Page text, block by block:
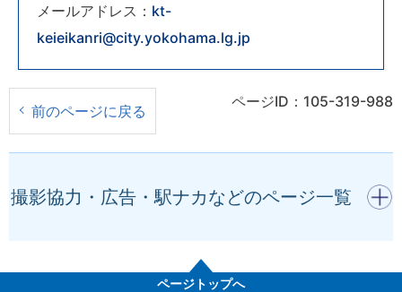
メールアドレス： kt-
keieikanri@city.yokohama.lg.jp
前のページに戻る
ページID：105-319-988
撮影協力・広告・駅ナカなどのページ一覧
開く
ページトップへ